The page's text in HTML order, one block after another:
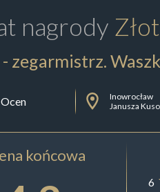
nagrody
zegarmistrz.
Inowrocław
Janusza
końcowa
6